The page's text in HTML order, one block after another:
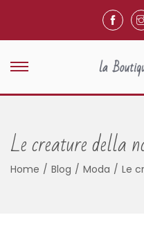
Le creature della
Home / Blog / Moda / Le